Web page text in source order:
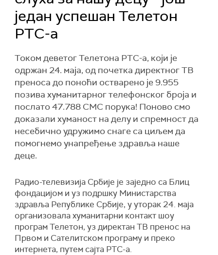
један успешан Телетон
РТС-а
Током деветог Телетона РТС-а, који је
одржан 24. маја, од почетка директног ТВ
преноса до поноћи остварено је 9.955
позива хуманитарног телефонског броја и
послато 47.788 СМС порука! Поново смо
доказали хуманост на делу и спремност да
несебично удружимо снаге са циљем да
помогнемо унапређење здравља наше
деце.
Радио-телевизија Србије је заједно са Блиц
фондацијом и уз подршку Министарства
здравља Републике Србије, у уторак 24. маја
организовала хуманитарни контакт шоу
програм Телетон, уз директан ТВ пренос на
Првом и Сателитском програму и преко
интернета, путем сајта РТС-а.